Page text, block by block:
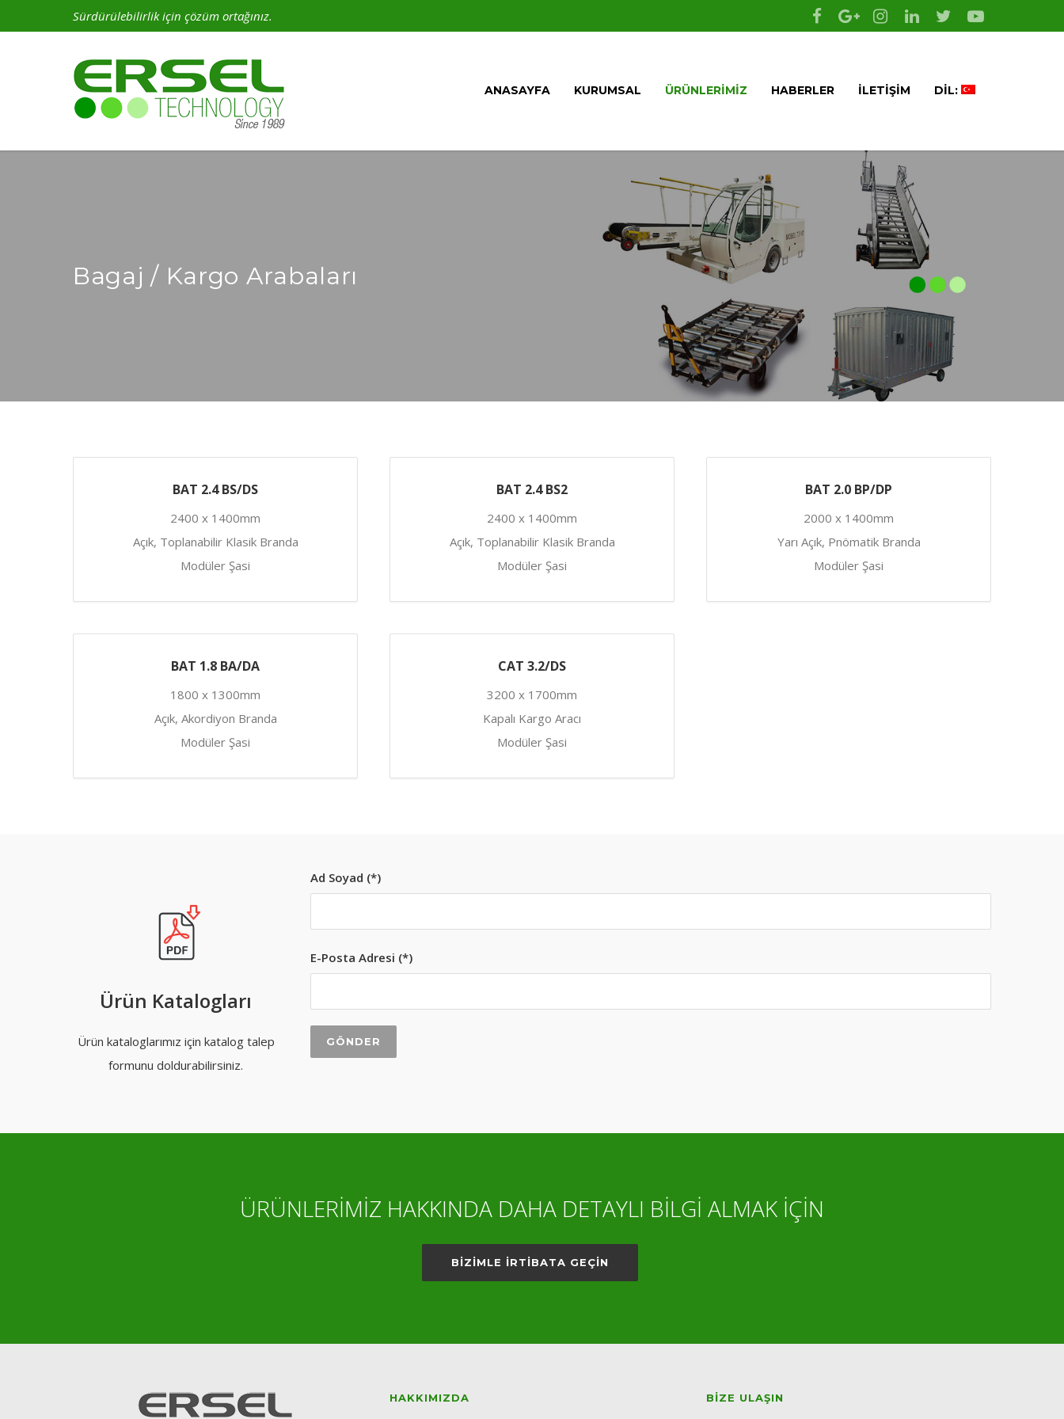
Sürdürülebilirlik için çözüm ortağınız.
ANASAYFA KURUMSAL ÜRÜNLERIMIZ HABERLER İLETIŞIM DIL:
Bagaj / Kargo Arabaları
BAT 2.4 BS/DS
2400 x 1400mm
Açık, Toplanabilir Klasik Branda
Modüler Şasi
BAT 1.8 BA/DA
1800 x 1300mm
Açık, Akordiyon Branda
Modüler Şasi
BAT 2.4 BS2
2400 x 1400mm
Açık, Toplanabilir Klasik Branda
Modüler Şasi
CAT 3.2/DS
3200 x 1700mm
Kapalı Kargo Aracı
Modüler Şasi
BAT 2.0 BP/DP
2000 x 1400mm
Yarı Açık, Pnömatik Branda
Modüler Şasi
Ürün Katalogları
Ürün kataloglarımız için katalog talep
formunu doldurabilirsiniz.
Ad Soyad (*)
E-Posta Adresi (*)
ÜRÜNLERİMİZ HAKKINDA DAHA DETAYLI BİLGİ ALMAK İÇİN
BİZİMLE İRTİBATA GEÇİN
HAKKIMIZDA BIZE ULAŞIN